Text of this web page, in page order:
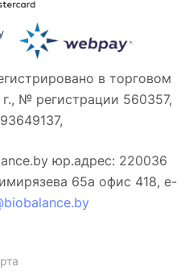
в торговом
№ регистрации 560357,
юр.адрес: 220036
65а офис 418, e-